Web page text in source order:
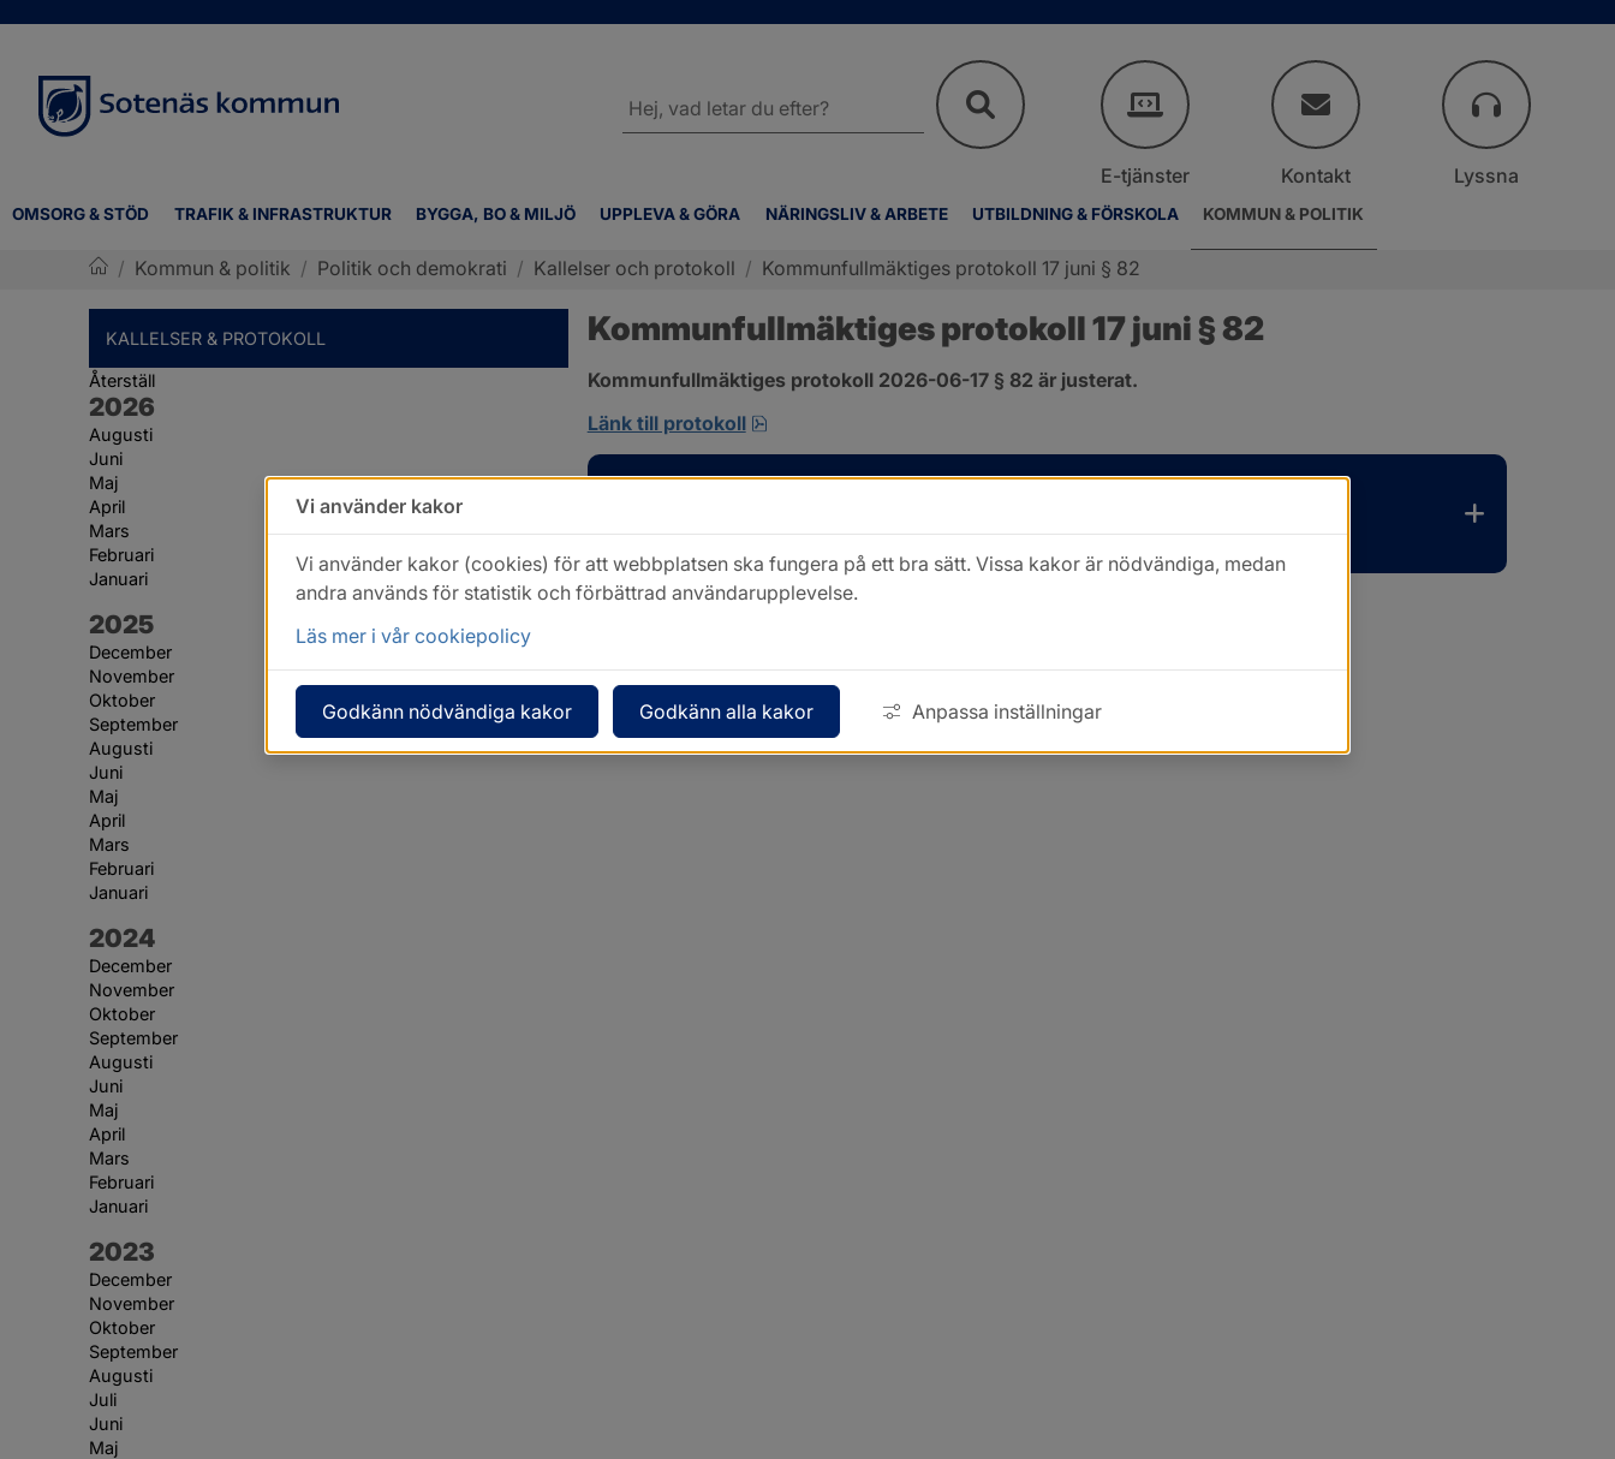
OMSORG & STÖD TRAFIK & INFRASTRUKTUR BYGGA, BO & MILJÖ UPPLEVA & GÖRA NÄRINGSLIV & ARBETE UTBILDNING & FÖRSKOLA KOMMUN & POLITIK
webbplatsen
E-tjänster Kontakt Lyssna
/ Kommun & politik / Politik och demokrati / Kallelser och protokoll / Kommunfullmäktiges protokoll 17 juni § 82
KALLELSER & PROTOKOLL
Återställ
År:
2026
Augusti
Juni
Maj
April
Mars
Februari
Januari
År:
2025
December
November
Oktober
September
Augusti
Juni
Maj
April
Mars
Februari
Januari
År:
2024
December
November
Oktober
September
Augusti
Juni
Maj
April
Mars
Februari
Januari
År:
2023
December
November
Oktober
September
Augusti
Juli
Juni
Maj
Kommunfullmäktiges protokoll 17 juni § 82
Kommunfullmäktiges protokoll 2026-06-17 § 82 är justerat.
Länk till protokoll
pdf, 585 kB, öppnas i nytt fönster.
Vi använder kakor
Vi använder kakor (cookies) för att webbplatsen ska fungera på ett bra sätt. Vissa kakor är nödvändiga, medan
andra används för statistik och förbättrad användarupplevelse.
Läs mer i vår cookiepolicy
Godkänn nödvändiga kakor Godkänn alla kakor Anpassa inställningar